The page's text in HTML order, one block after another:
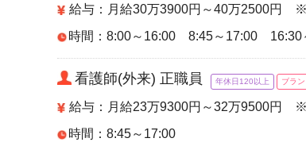
給与：月給30万3900円～40万2500円
時間：8:00～16:00 8:45～17:00 16:30
看護師(外来) 正職員 年休日120以上 ブラ
給与：月給23万9300円～32万9500円
時間：8:45～17:00